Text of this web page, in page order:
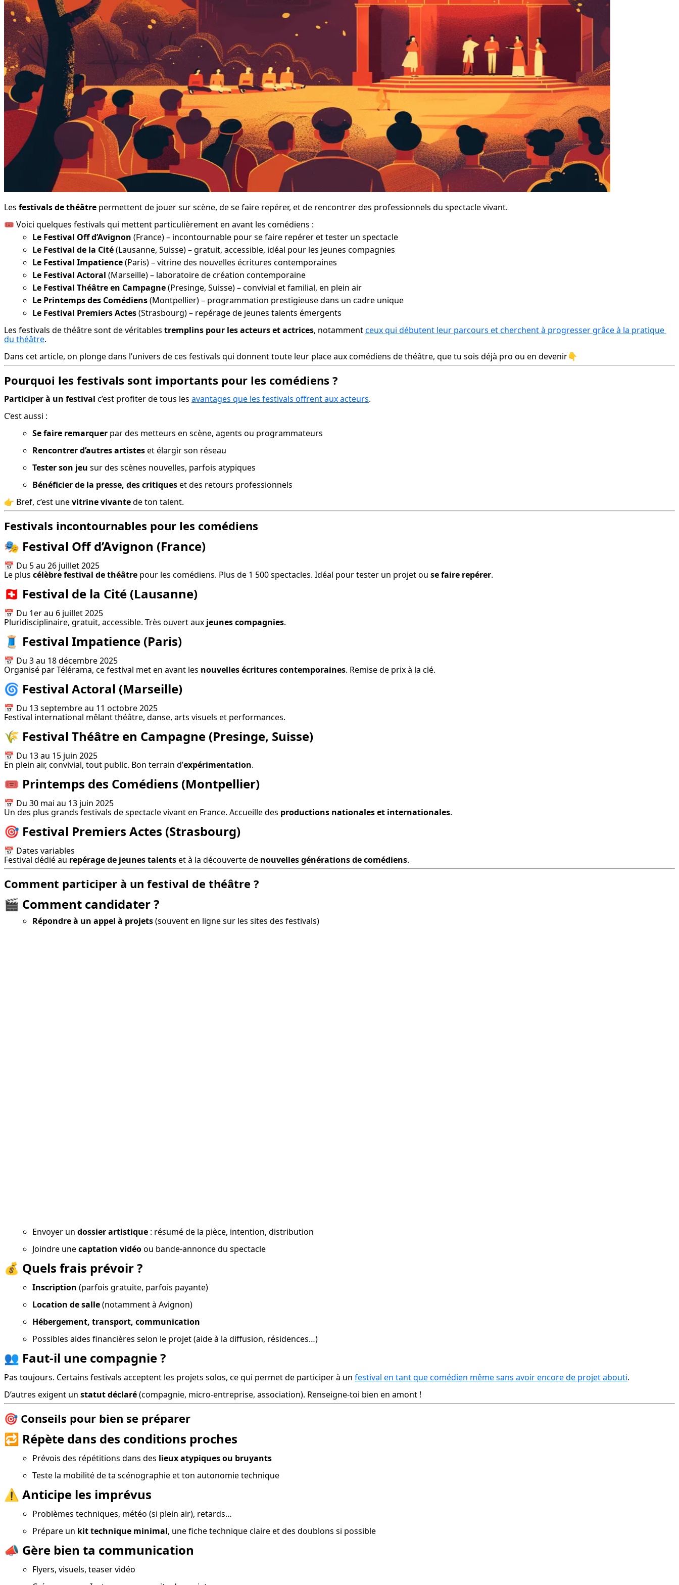
Les festivals de théâtre permettent de jouer sur scène, de se faire repérer, et de rencontrer des professionnels du spectacle vivant.
🎟️ Voici quelques festivals qui mettent particulièrement en avant les comédiens :
Le Festival Off d’Avignon (France) – incontournable pour se faire repérer et tester un spectacle
Le Festival de la Cité(Lausanne, Suisse) – gratuit, accessible, idéal pour les jeunes compagnies
Le Festival Impatience(Paris) – vitrine des nouvelles écritures contemporaines
Le Festival Actoral (Marseille) – laboratoire de création contemporaine
Le Festival Théâtre en Campagne(Presinge, Suisse) – convivial et familial, en plein air
Le Printemps des Comédiens(Montpellier) – programmation prestigieuse dans un cadre unique
Le Festival Premiers Actes(Strasbourg) – repérage de jeunes talents émergents
Les festivals de théâtre sont de véritables tremplins pour les acteurs et actrices, notamment ceux qui débutent leur parcours et cherchent à progresser grâce à la pratique
du théâtre.
Dans cet article, on plonge dans l’univers de ces festivals qui donnent toute leur place aux comédiens de théâtre, que tu sois déjà pro ou en devenir👇
Pourquoi les festivals sont importants pour les comédiens ?
Participer à un festival c’est profiter de tous les avantages que les festivals offrent aux acteurs.
C’est aussi :
Se faire remarquer par des metteurs en scène, agents ou programmateurs
Rencontrer d’autres artistes et élargir son réseau
Tester son jeu sur des scènes nouvelles, parfois atypiques
Bénéficier de la presse, des critiques et des retours professionnels
👉 Bref, c’est une vitrine vivante de ton talent.
Festivals incontournables pour les comédiens
🎭 Festival Off d’Avignon (France)
📅 Du 5 au 26 juillet 2025
Le plus célèbre festival de théâtre pour les comédiens. Plus de 1 500 spectacles. Idéal pour tester un projet ou se faire repérer.
🇨🇭 Festival de la Cité (Lausanne)
📅 Du 1er au 6 juillet 2025
Pluridisciplinaire, gratuit, accessible. Très ouvert aux jeunes compagnies.
🧵 Festival Impatience (Paris)
📅 Du 3 au 18 décembre 2025
Organisé par Télérama, ce festival met en avant les nouvelles écritures contemporaines. Remise de prix à la clé.
🌀 Festival Actoral (Marseille)
📅 Du 13 septembre au 11 octobre 2025
Festival international mêlant théâtre, danse, arts visuels et performances.
🌾 Festival Théâtre en Campagne (Presinge, Suisse)
📅 Du 13 au 15 juin 2025
En plein air, convivial, tout public. Bon terrain d’expérimentation.
🎟️ Printemps des Comédiens (Montpellier)
📅 Du 30 mai au 13 juin 2025
Un des plus grands festivals de spectacle vivant en France. Accueille des productions nationales et internationales.
🎯 Festival Premiers Actes (Strasbourg)
📅 Dates variables
Festival dédié au repérage de jeunes talents et à la découverte de nouvelles générations de comédiens.
Comment participer à un festival de théâtre ?
🎬 Comment candidater ?
Répondre à un appel à projets(souvent en ligne sur les sites des festivals)
Envoyer un dossier artistique : résumé de la pièce, intention, distribution
Joindre une captation vidéo ou bande-annonce du spectacle
💰 Quels frais prévoir ?
Inscription (parfois gratuite, parfois payante)
Location de salle (notamment à Avignon)
Hébergement, transport, communication
Possibles aides financières selon le projet (aide à la diffusion, résidences…)
👥 Faut-il une compagnie ?
Pas toujours. Certains festivals acceptent les projets solos, ce qui permet de participer à un festival en tant que comédien même sans avoir encore de projet abouti.
D’autres exigent un statut déclaré (compagnie, micro-entreprise, association). Renseigne-toi bien en amont !
🎯 Conseils pour bien se préparer
🔁 Répète dans des conditions proches
Prévois des répétitions dans des lieux atypiques ou bruyants
Teste la mobilité de ta scénographie et ton autonomie technique
⚠️ Anticipe les imprévus
Problèmes techniques, météo (si plein air), retards…
Prépare un kit technique minimal, une fiche technique claire et des doublons si possible
📣 Gère bien ta communication
Flyers, visuels, teaser vidéo